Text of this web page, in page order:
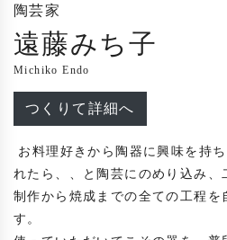
陶芸家
遠藤みち子
Michiko Endo
つくりて詳細へ
れたら、、と陶芸にのめり込み、
制作から焼成までの全ての工程を
す。